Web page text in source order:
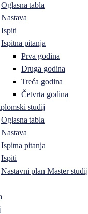
Oglasna tabla
Nastava
Ispiti
Ispitna pitanja
Prva godina
Druga godina
Treća godina
Četvrta godina
studij
Oglasna tabla
Nastava
Ispitna pitanja
Ispiti
Nastavni plan Master studij